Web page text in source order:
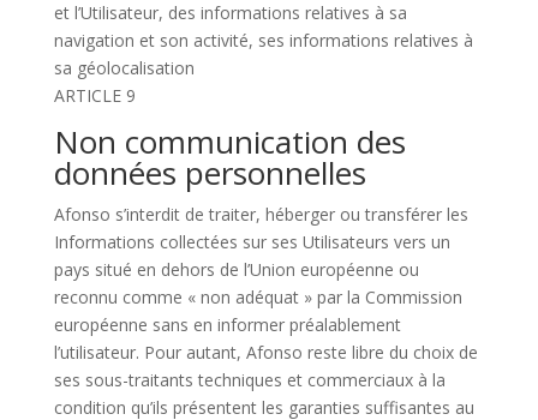
et l’Utilisateur, des informations relatives à sa
navigation et son activité, ses informations relatives à
sa géolocalisation
ARTICLE 9
Non communication des
données personnelles
Afonso s’interdit de traiter, héberger ou transférer les
Informations collectées sur ses Utilisateurs vers un
pays situé en dehors de l’Union européenne ou
reconnu comme « non adéquat » par la Commission
européenne sans en informer préalablement
l’utilisateur. Pour autant, Afonso reste libre du choix de
ses sous-traitants techniques et commerciaux à la
condition qu’ils présentent les garanties suffisantes au